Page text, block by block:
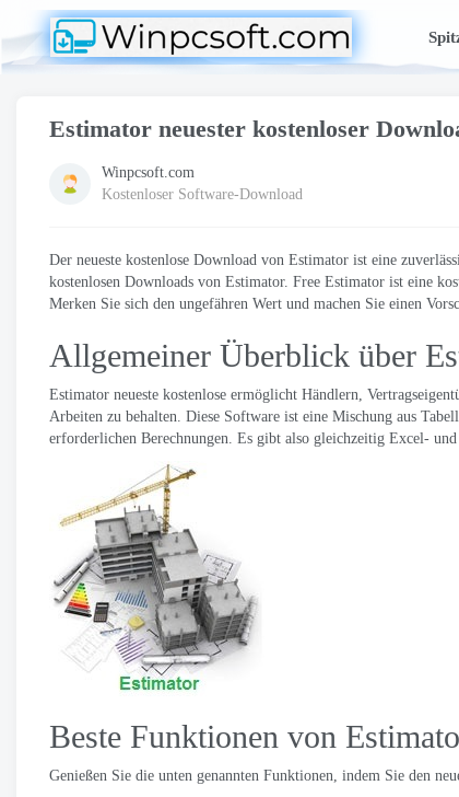
Estimator neuester kostenloser
Winpcsoft.com
Kostenloser Software-Download
Der neueste kostenlose Download von Estimator ist eine
kostenlosen Downloads von Estimator. Free Estimator ist eine
Merken Sie sich den ungefähren Wert und machen Sie einen
Allgemeiner Überblick über
Estimator neueste kostenlose ermöglicht Händlern,
Arbeiten zu behalten. Diese Software ist eine Mischung aus
erforderlichen Berechnungen. Es gibt also gleichzeitig Excel-
Beste Funktionen von
Genießen Sie die unten genannten Funktionen, indem Sie den